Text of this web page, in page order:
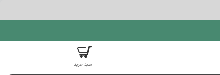
سبد خرید